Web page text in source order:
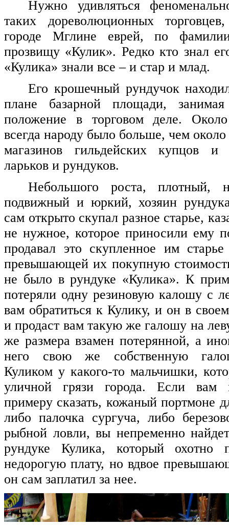
Нужно удивляться
таких дореволюционных
городе Мглине еврей, по
прозвищу «Кулик». Редко кто знал
«Кулика» знали все – и стар и млад.
Его крошечный рундучок
плане базарной площади, занимая
положение в торговом деле.
всегда народу было больше, чем
магазинов гильдейских купцов и
ларьков и рундуков.
Небольшого роста, плотный,
подвижный и юркий, хозяин
сам открыто скупал разное старье,
не нужное, которое приносили ему
продавал это скупленное им
превышающей их покупную
не было в рундуке «Кулика». К
потеряли одну резиновую калошу с
вам обратиться к Кулику, и он в
и продаст вам такую же галошу на
же размера взамен потерянной, а
него свою же собственную
Куликом у какого-то мальчишки,
уличной грязи города. Если вам
примеру сказать, кожаный портмоне
либо палочка сургуча, либо
рыбной ловли, вы непременно
рундуке Кулика, который охотно
недорогую плату, но вдвое
он сам заплатил за нее.